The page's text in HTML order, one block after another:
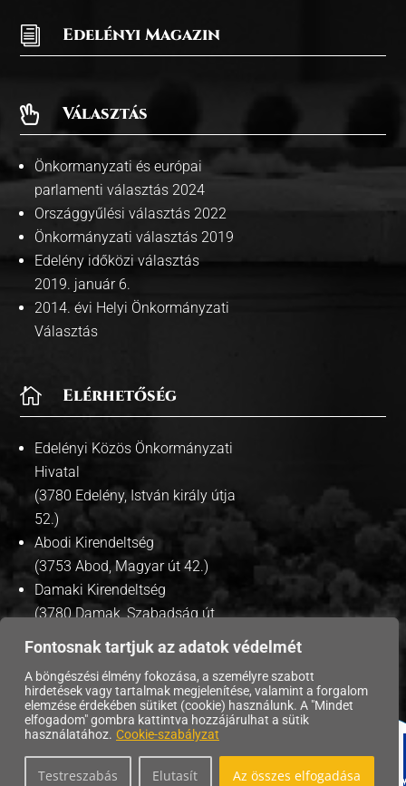
Fontosnak tartjuk az adatok védelmét
A böngészési élmény fokozása, a személyre szabott
hirdetések vagy tartalmak megjelenítése, valamint a forgalom
elemzése érdekében sütiket (cookie) használunk. A "Mindet
elfogadom" gombra kattintva hozzájárulhat a sütik
használatához. Cookie-szabályzat
Testreszabás Elutasít Az összes elfogadása
i Edelényi Magazin
 Választás
Önkormanyzati és európai
parlamenti választás 2024
Országgyűlési választás 2022
Önkormányzati választás 2019
Edelény időközi választás
2019. január 6.
2014. évi Helyi Önkormányzati
Választás
 Elérhetőség
Edelényi Közös Önkormányzati
Hivatal
(3780 Edelény, István király útja
52.)
Abodi Kirendeltség
(3753 Abod, Magyar út 42.)
Damaki Kirendeltség
(3780 Damak, Szabadság út
Copyright © 2026 | Edelény Város Önkormányzata. |
Adatvédelmi tájékoztató